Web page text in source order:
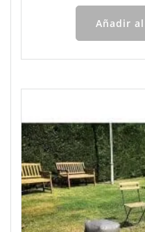
Añadir